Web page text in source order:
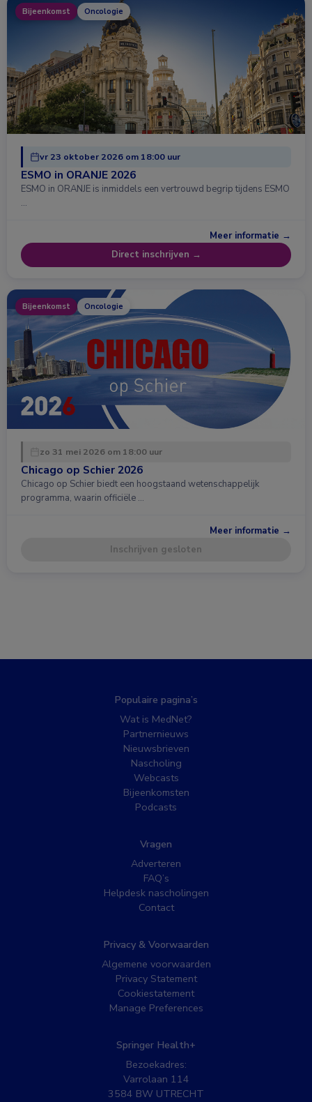
Bijeenkomst Oncologie
vr 23 oktober 2026 om 18:00 uur
ESMO in ORANJE 2026
ESMO in ORANJE is inmiddels een vertrouwd begrip tijdens ESMO
…
Meer informatie →
Direct inschrijven →
Bijeenkomst Oncologie
zo 31 mei 2026 om 18:00 uur
Chicago op Schier 2026
Chicago op Schier biedt een hoogstaand wetenschappelijk
programma, waarin officiële …
Meer informatie →
Inschrijven gesloten
Populaire pagina’s
Wat is MedNet?
Partnernieuws
Nieuwsbrieven
Nascholing
Webcasts
Bijeenkomsten
Podcasts
Vragen
Adverteren
FAQ’s
Helpdesk nascholingen
Contact
Privacy & Voorwaarden
Algemene voorwaarden
Privacy Statement
Cookiestatement
Manage Preferences
Springer Health+
Bezoekadres:
Varrolaan 114
3584 BW UTRECHT